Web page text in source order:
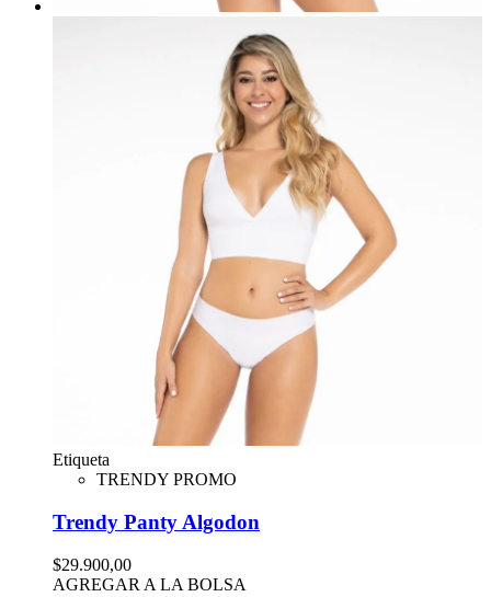
Etiqueta
TRENDY PROMO
Trendy Panty Algodon
$29.900,00
AGREGAR A LA BOLSA